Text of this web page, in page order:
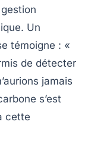
Un
témoigne : «
de détecter
jamais
s’est
cette